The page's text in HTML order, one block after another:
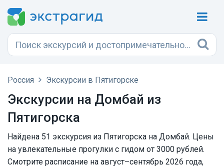
Россия Экскурсии в Пятигорске
Экскурсии на Домбай из
Пятигорска
Найдена 51 экскурсия из Пятигорска на Домбай. Цены
на увлекательные прогулки с гидом от 3000 рублей.
Смотрите расписание на август–сентябрь 2026 года,